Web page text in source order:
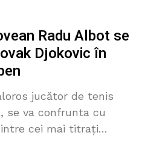
Radu Albot se
Djokovic în
jucător de tenis
se va confrunta cu
cei mai titrați